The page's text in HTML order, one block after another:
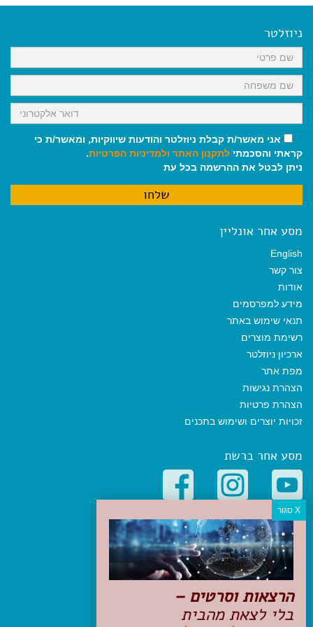
e
k
i
i
t
p
e
m
ניוזלטר
אני מאשר/ת קבלת ניוזלטר והודעות שיווקיות, ומאשר/ת כי
קראתי והסכמתי לתקנון האתר ולמדיניות הפרטיות.
ניתן לבטל את ההרשמה בכל עת
מסע אחר אונליין
English
צור קשר
אודות
מידע למפרסמים
תנאי שימוש באתר
רשימת מוצרים
ארכיון ניוזלטר
מפת אתר
הצהרת נגישות
הצהרת פרטיות
זכויות יוצרים ושימוש בתכנים
מסע אחר ברשת
קטגוריות פופולריות
יעדים
טיולים בישראל
מלונות בוטיק בישראל
טיפים והמלצות
הכנות לנסיעה
הרצאות וסרטים –
בלי לצאת מהבית